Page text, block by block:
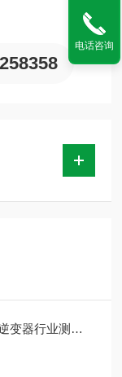
业测试的应用
电话咨询